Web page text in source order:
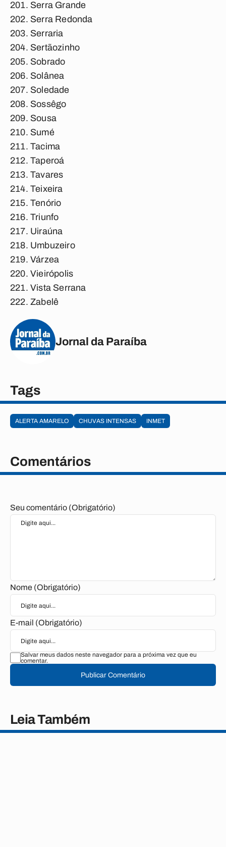
Serra Grande
Serra Redonda
Serraria
Sertãozinho
Sobrado
Solânea
Soledade
Sossêgo
Sousa
Sumé
Tacima
Taperoá
Tavares
Teixeira
Tenório
Triunfo
Uiraúna
Umbuzeiro
Várzea
Vieirópolis
Vista Serrana
Zabelê
Jornal da Paraíba
Tags
ALERTA AMARELO CHUVAS INTENSAS INMET
Comentários
Seu comentário (Obrigatório)
Nome (Obrigatório)
E-mail (Obrigatório)
Salvar meus dados neste navegador para a próxima vez que eu
comentar.
Publicar Comentário
Leia Também